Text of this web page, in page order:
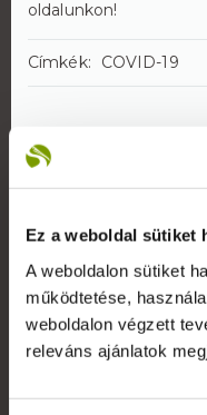
Ez a weboldal sütiket
A weboldalon sütiket
működtetése,
weboldalon végzett
releváns ajánlatok
oldalunkon!
Címkék: COVID-19
Rólunk
A Reklámeszköz.hu
display reklámok
gyártói kapacitással
versenyképes árakkal